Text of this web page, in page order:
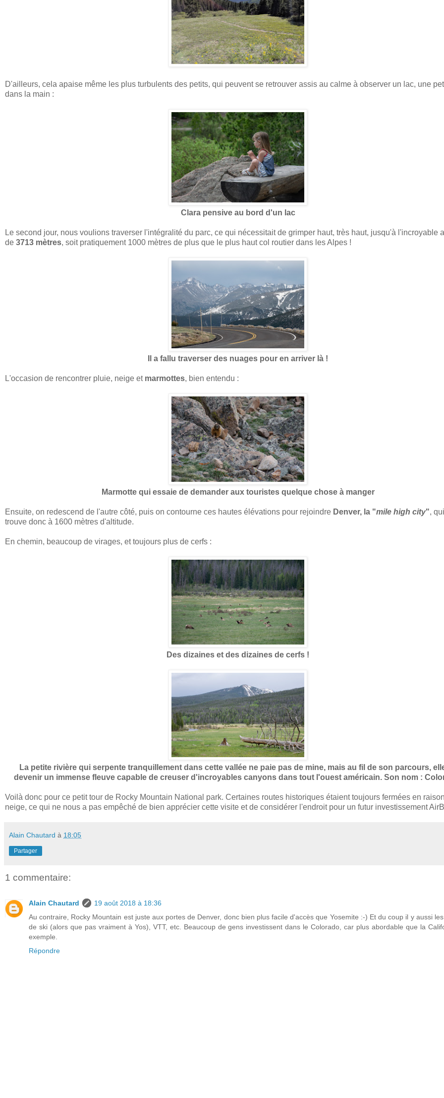
D'ailleurs, cela apaise même les plus turbulents des petits, qui peuvent se retrouver assis au calme à observer un lac, une
dans la main :
Clara pensive au bord d'un lac
Le second jour, nous voulions traverser l'intégralité du parc, ce qui nécessitait de grimper haut, très haut, jusqu'à l'incroyable
de 3713 mètres, soit pratiquement 1000 mètres de plus que le plus haut col routier dans les Alpes !
Il a fallu traverser des nuages pour en arriver là !
L'occasion de rencontrer pluie, neige et marmottes, bien entendu :
Marmotte qui essaie de demander aux touristes quelque chose à manger
Ensuite, on redescend de l'autre côté, puis on contourne ces hautes élévations pour rejoindre Denver, la "mile high city",
trouve donc à 1600 mètres d'altitude.
En chemin, beaucoup de virages, et toujours plus de cerfs :
Des dizaines et des dizaines de cerfs !
La petite rivière qui serpente tranquillement dans cette vallée ne paie pas de mine, mais au fil de son parcours,
devenir un immense fleuve capable de creuser d'incroyables canyons dans tout l'ouest américain. Son nom :
Voilà donc pour ce petit tour de Rocky Mountain National park. Certaines routes historiques étaient toujours fermées en
neige, ce qui ne nous a pas empêché de bien apprécier cette visite et de considérer l'endroit pour un futur investissement
Alain Chautard à 18:05
Partager
1 commentaire:
Alain Chautard
19 août 2018 à 18:36
Au contraire, Rocky Mountain est juste aux portes de Denver, donc bien plus facile d'accès que Yosemite :-) Et du coup il y aussi
de ski (alors que pas vraiment à Yos), VTT, etc. Beaucoup de gens investissent dans le Colorado, car plus abordable que la
exemple.
Répondre